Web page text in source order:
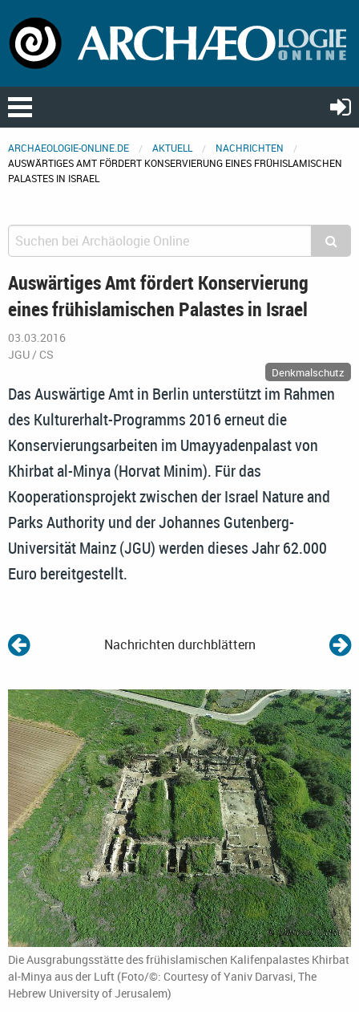
ARCHAEOLOGIE-ONLINE.DE AKTUELL
NACHRICHTEN
AUSWÄRTIGES AMT FÖRDERT KONSERVIERUNG EINES FRÜHISLAMISCHEN
PALASTES IN ISRAEL
Auswärtiges Amt fördert Konservierung
eines frühislamischen Palastes in Israel
03.03.2016
JGU / CS
Denkmalschutz
Das Auswärtige Amt in Berlin unterstützt im Rahmen
des Kulturerhalt-Programms 2016 erneut die
Konservierungsarbeiten im Umayyadenpalast von
Khirbat al-Minya (Horvat Minim). Für das
Kooperationsprojekt zwischen der Israel Nature and
Parks Authority und der Johannes Gutenberg-
Universität Mainz (JGU) werden dieses Jahr 62.000
Euro bereitgestellt.
Nachrichten durchblättern
Die Ausgrabungsstätte des frühislamischen Kalifenpalastes Khirbat
al-Minya aus der Luft (Foto/©: Courtesy of Yaniv Darvasi, The
Hebrew University of Jerusalem)